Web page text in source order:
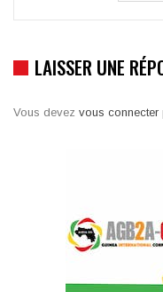
LAISSER UNE
Vous devez vous connecter